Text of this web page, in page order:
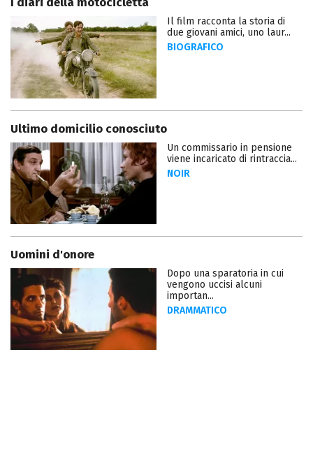
Il film racconta la storia di
due giovani amici, uno laur...
BIOGRAFICO
Ultimo domicilio conosciuto
Un commissario in pensione
viene incaricato di rintraccia...
NOIR
Uomini d'onore
Dopo una sparatoria in cui
vengono uccisi alcuni
importan...
DRAMMATICO